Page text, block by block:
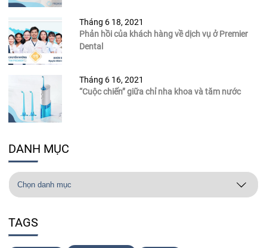
Tháng 6 18, 2021
Phản hồi của khách hàng về dịch vụ ở Premier
Dental
Tháng 6 16, 2021
“Cuộc chiến” giữa chỉ nha khoa và tăm nước
DANH MỤC
TAGS